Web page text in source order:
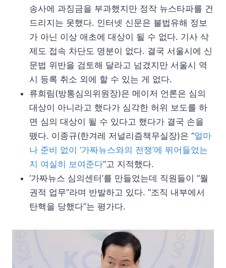
송사에 과징금을 부과했지만 정작 뉴스타파를 건
드리지는 못했다. 인터넷 신문은 불법유해 정보
가 아닌 이상 애초에 대상이 될 수 없다. 기사 삭
제도 접속 차단도 명분이 없다. 결국 서울시에 신
문법 위반을 검토해 달라고 넘겼지만 서울시 역
시 등록 취소 외에 할 수 있는 게 없다.
류희림(방통심의위원장)은 메이저 언론은 심의
대상이 아니라고 했다가 심각한 허위 보도를 하
면 심의 대상이 될 수 있다고 했다가 결국 손을
뗐다. 이종규(한겨레 저널리즘책무실장)은 “얼마
나 준비 없이 ‘가짜뉴스와의 전쟁’에 뛰어들었는
지 여실히 보여준다”고 지적했다.
‘가짜뉴스 심의센터’를 만들었는데 직원들이 “월
권적 업무”라며 반발하고 있다. “조직 내부에서
탄핵을 당했다”는 평가다.